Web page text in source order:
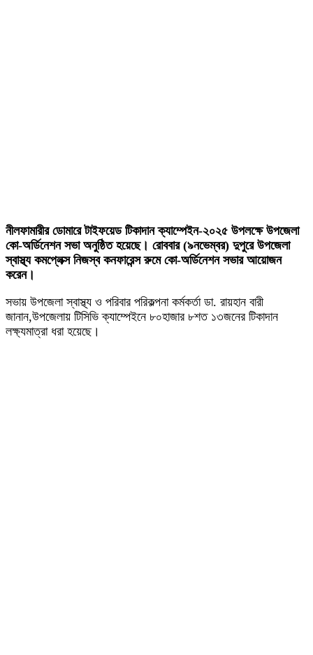
নীলফামারীর ডোমারে টাইফয়েড টিকাদান ক্যাম্পেইন-২০২৫ উপলক্ষে উপজেলা
কো-অর্ডিনেশন সভা অনুষ্ঠিত হয়েছে। রোববার (৯নভেম্বর) দুপুরে উপজেলা
স্বাস্থ্য কমপ্লেক্স নিজস্ব কনফারেন্স রুমে কো-অর্ডিনেশন সভার আয়োজন
করেন।
সভায় উপজেলা স্বাস্থ্য ও পরিবার পরিকল্পনা কর্মকর্তা ডা. রায়হান বারী
জানান,উপজেলায় টিসিভি ক্যাম্পেইনে ৮০হাজার ৮শত ১৩জনের টিকাদান
লক্ষ্যমাত্রা ধরা হয়েছে।